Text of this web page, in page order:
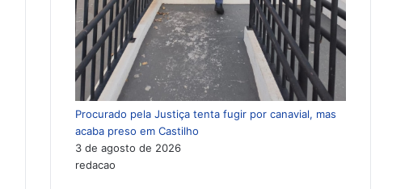
Procurado pela Justiça tenta fugir por canavial, mas
acaba preso em Castilho
3 de agosto de 2026
redacao